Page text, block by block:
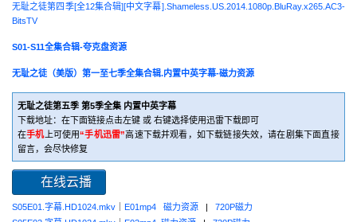
无耻之徒第四季[全12集合辑][中文字幕].Shameless.US.2014.1080p.BluRay.x265.AC3-
BitsTV
S01-S11全集合辑-夸克盘资源
无耻之徒（美版）第一至七季全集合辑.内置中英字幕-磁力资源
无耻之徒第五季 第5季全集 内置中英字幕
下载地址：在下面链接点击左键 或 右键选择使用迅雷下载即可
在手机上可使用“手机迅雷”高速下载并观看，如下载链接失效，请在剧集下面直接
留言，会尽快修复
在线云播
S05E01.字幕.HD1024.mkv E01mp4 磁力资源 | 720P磁力